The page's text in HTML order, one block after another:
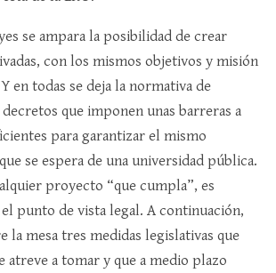
se ampara la posibilidad de crear
con los mismos objetivos y misión
en todas se deja la normativa de
que imponen unas barreras a
para garantizar el mismo
se espera de una universidad pública.
proyecto “que cumpla”, es
punto de vista legal. A continuación,
la mesa tres medidas legislativas que
atreve a tomar y que a medio plazo